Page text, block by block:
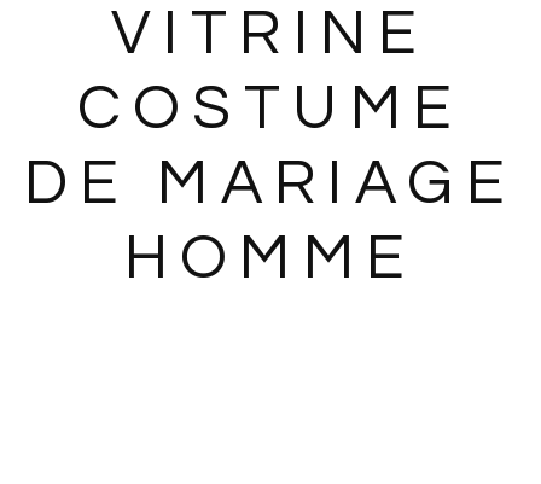
VITRINE
COSTUME
DE MARIAGE
HOMME